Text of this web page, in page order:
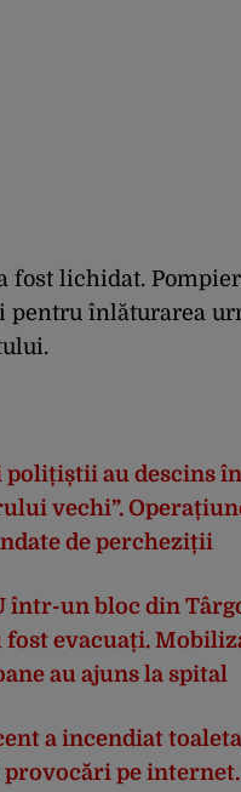
fost lichidat.
pentru înlăturarea
polițiștii au descins
vechi”.
de percheziții
într-un bloc din
fost evacuați.
au ajuns la spital
a incendiat
pe